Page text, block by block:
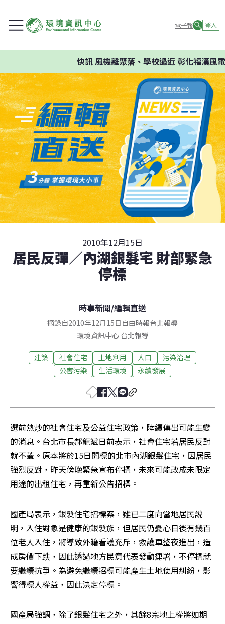
電子報 登入
快訊風機離聚落、學校過近 彰化福漢風電
2010年12月15日
居民反彈／內湖銀髮宅 財部緊急
停標
時事新聞/編輯直送
摘錄自2010年12月15日自由時報台北報導
環境資訊中心 台北報導
建築 社會住宅 土地利用 人口
污染治理
公害污染
生活環境 永續發展
選前熱炒的社會住宅及公益住宅政策，陸續傳出可能生變
的消息。台北市長郝龍斌日前表示，社會住宅若居民反對
就不蓋。原本將於15日開標的北市內湖銀髮住宅，因居民
強烈反對，昨天傍晚緊急宣布停標，未來可能改成未限定
用途的出租住宅，再重新公告招標。
國產局表示，銀髮住宅招標案，雖已二度向當地居民說
明，入住對象是健康的銀髮族，但居民仍憂心日後有幾百
位老人入住，將導致外籍看護充斥，救護車整夜進出，造
成房價下跌，因此透過地方民意代表發動連署，不停標就
要繼續抗爭。為避免繼續招標可能產生土地使用糾紛，影
響得標人權益，因此決定停標。
國產局強調，除了銀髮住宅之外，其餘8宗地上權將如期